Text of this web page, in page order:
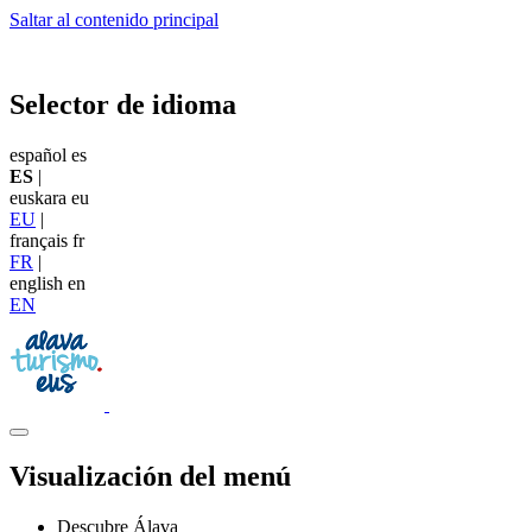
Saltar al contenido principal
Selector de idioma
español es
ES |
euskara eu
EU |
français fr
FR |
english en
EN
Visualización del menú
Descubre Álava